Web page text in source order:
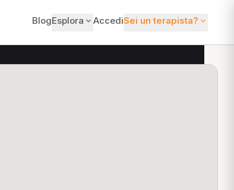
BlogEsplora AccediSei un terapista?